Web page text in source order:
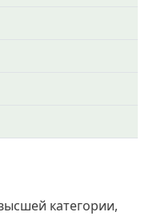
категории,